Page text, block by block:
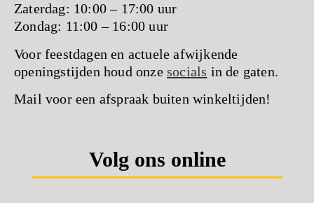
Zaterdag: 10:00 – 17:00 uur
Zondag: 11:00 – 16:00 uur
Voor feestdagen en actuele afwijkende
openingstijden houd onze socials in de gaten.
Mail voor een afspraak buiten winkeltijden!
Volg ons online